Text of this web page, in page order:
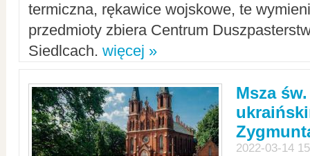
termiczna, rękawice wojskowe, te
przedmioty zbiera Centrum
Siedlcach. więcej »
Msza
2022-03-14